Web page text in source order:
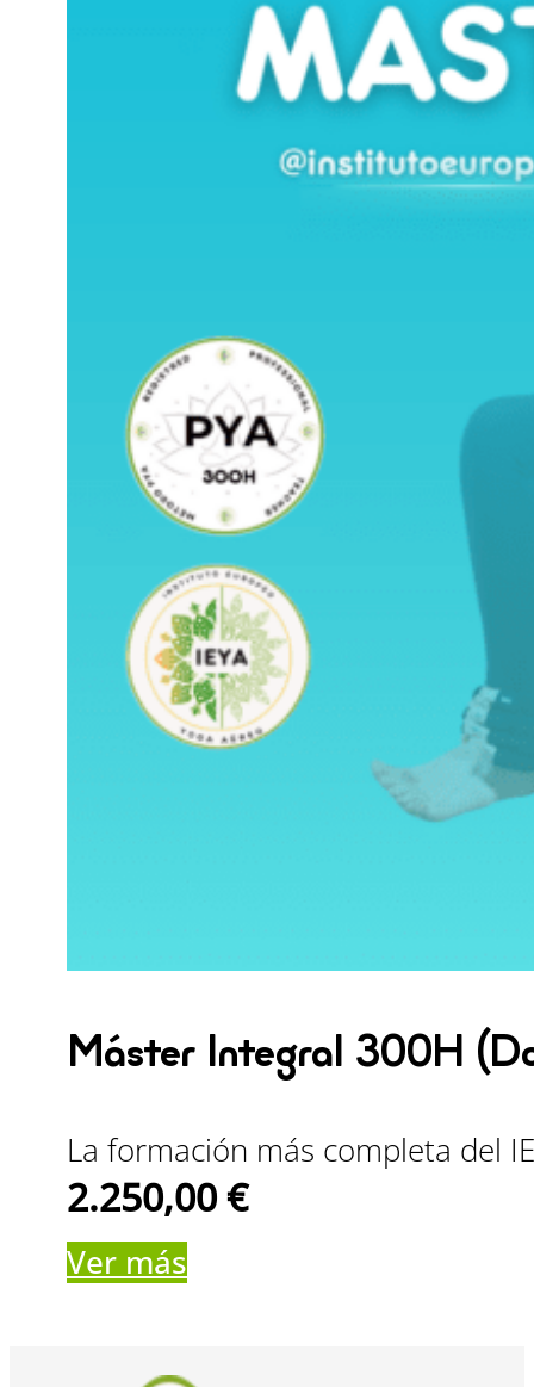
Máster Integral 300H
La formación más completa del
2.250,00€
Ver más